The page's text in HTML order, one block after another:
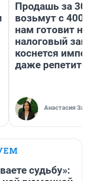
Продашь за
возьмут с
нам готовит
налоговый
коснется
даже
Анастасия
судьбу»: